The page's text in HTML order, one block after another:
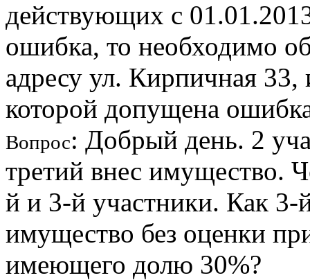
действующих с
ошибка, то необходимо
адресу ул. Кирпичная
которой допущена
Вопрос: Добрый день. 2
третий внес имущество.
й и 3-й участники. Как 3-
имущество без оценки
имеющего долю 30%?